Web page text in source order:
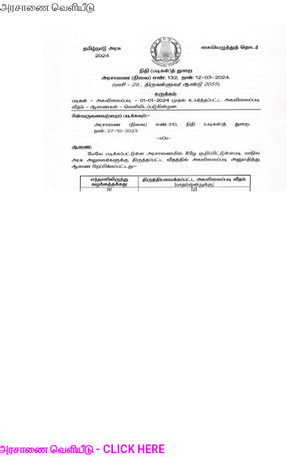
அரசாணை வெளியீடு
வெளியீடு - CLICK HERE